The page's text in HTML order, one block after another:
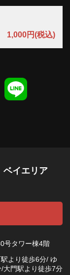
1,000円(税込)
ベイエリア
号タワー棟4階
より徒歩6分/ ゆ
大門駅より徒歩7分